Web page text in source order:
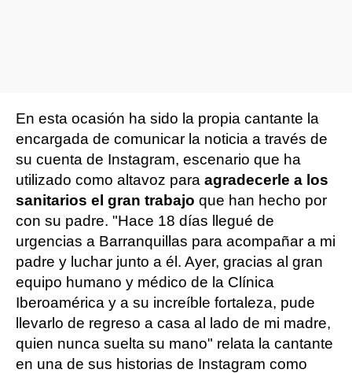
En esta ocasión ha sido la propia cantante la
encargada de comunicar la noticia a través de
su cuenta de Instagram, escenario que ha
utilizado como altavoz para agradecerle a los
sanitarios el gran trabajo que han hecho por
con su padre. "Hace 18 días llegué de
urgencias a Barranquillas para acompañar a mi
padre y luchar junto a él. Ayer, gracias al gran
equipo humano y médico de la Clínica
Iberoamérica y a su increíble fortaleza, pude
llevarlo de regreso a casa al lado de mi madre,
quien nunca suelta su mano" relata la cantante
en una de sus historias de Instagram como